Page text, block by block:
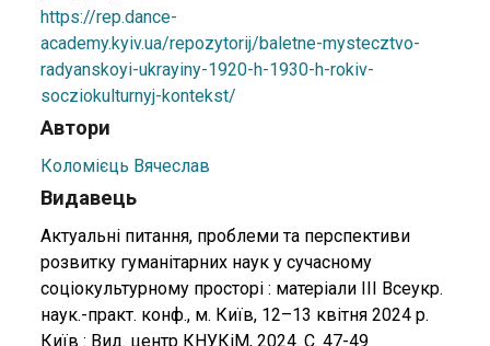
https://rep.dance-
academy.kyiv.ua/repozytorij/baletne-mystecztvo-
radyanskoyi-ukrayiny-1920-h-1930-h-rokiv-
socziokulturnyj-kontekst/
Автори
Коломієць Вячеслав
Видавець
Актуальні питання, проблеми та перспективи
розвитку гуманітарних наук у сучасному
соціокультурному просторі : матеріали ІІІ Всеукр.
наук.-практ. конф., м. Київ, 12–13 квітня 2024 р.
Київ : Вид. центр КНУКіМ, 2024. С. 47-49